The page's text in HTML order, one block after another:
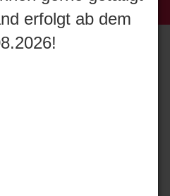
erfolgt ab dem